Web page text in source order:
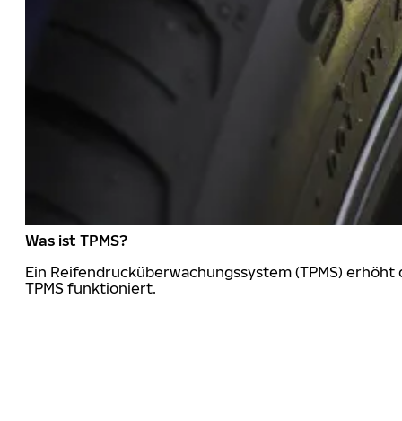
Was ist TPMS?
Ein Reifendrucküberwachungssystem (TPMS)
TPMS funktioniert.